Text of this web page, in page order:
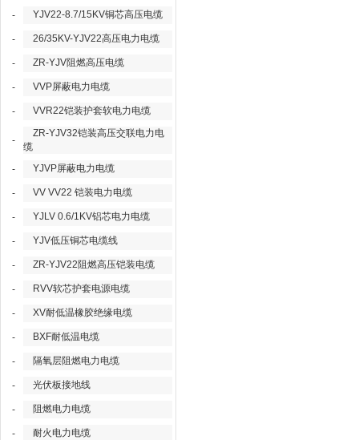
-
YJV22-8.7/15KV铜芯高压电缆
- 26/35KV-YJV22高压电力电缆
- ZR-YJV阻燃高压电缆
- VVP屏蔽电力电缆
- VVR22铠装护套软电力电缆
-
ZR-YJV32铠装高压交联电力电
缆
-
YJVP屏蔽电力电缆
- VV VV22 铠装电力电缆
- YJLV 0.6/1KV铝芯电力电缆
- YJV低压铜芯电缆线
- ZR-YJV22阻燃高压铠装电缆
- RVV软芯护套电源电缆
- XV耐低温橡胶绝缘电缆
- BXF耐低温电缆
- 隔氧层阻燃电力电缆
- 光伏板接地线
- 阻燃电力电缆
- 耐火电力电缆